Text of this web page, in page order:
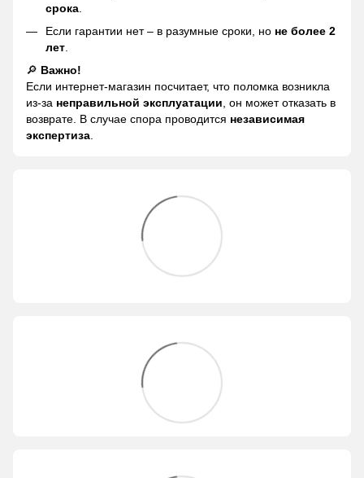
срока
Если гарантии нет – в разумные сроки, но не более 2
лет
🔎 Важно!
Если интернет-магазин посчитает, что поломка возникла
из-за неправильной эксплуатации, он может отказать в
возврате. В случае спора проводится независимая
экспертиза.